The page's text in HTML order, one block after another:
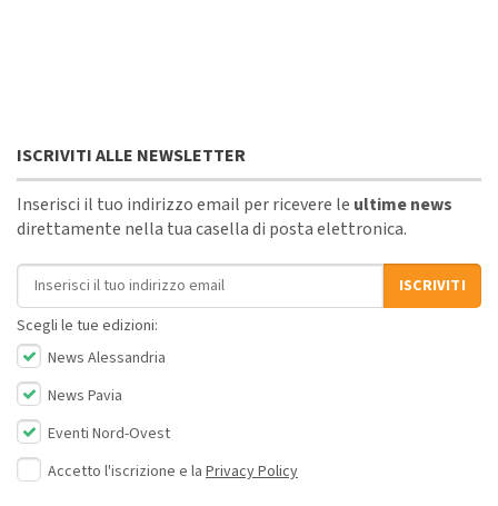
ISCRIVITI ALLE NEWSLETTER
Inserisci il tuo indirizzo email per ricevere le ultime news
direttamente nella tua casella di posta elettronica.
Indirizzo email
ISCRIVITI
Scegli le tue edizioni:
News Alessandria
News Pavia
Eventi Nord-Ovest
Accetto l'iscrizione e la Privacy Policy